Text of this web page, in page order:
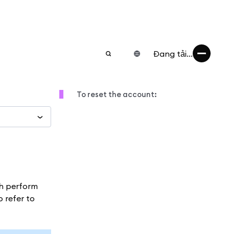
Đang tải...
perform
refer to
To reset the account: